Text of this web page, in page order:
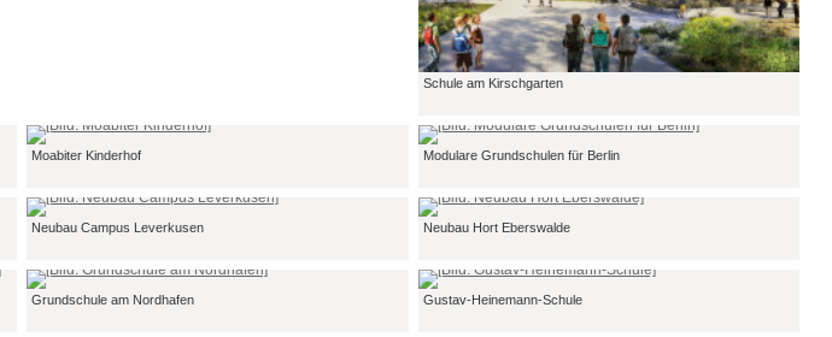
Schule am Kirschgarten
Moabiter Kinderhof Modulare Grundschulen für Berlin
Neubau Campus Leverkusen Neubau Hort Eberswalde
Grundschule am Nordhafen Gustav-Heinemann-Schule